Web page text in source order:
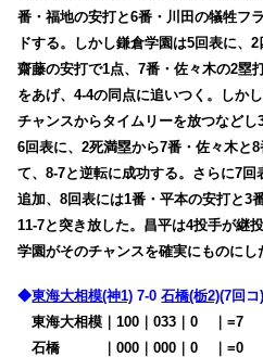
番・福地の安打と6番・川田の犠牲フ
ドする。しかし鎌倉学園は5回表に、
齋藤の安打で1点、7番・佐々木の2塁
をあげ、4-4の同点に追いつく。しか
チャンスからタイムリーを放つなど
6回表に、2死満塁から7番・佐々木と
て、8-7と逆転に成功する。さらに7
追加、8回表には1番・平本の安打と3
11-7と突き放した。昌平は4投手が継
学園がそのチャンスを確実にものにし
◆東海大相模(神1) 7-0石橋(栃2)(7回コ)
東海大相模｜100｜033｜0
｜=7
石橋
｜000｜000｜0 ｜=0